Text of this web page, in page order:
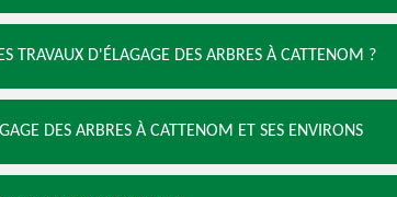
TRAVAUX D'ÉLAGAGE DES ARBRES À CATTENOM ?
DES ARBRES À CATTENOM ET SES ENVIRONS